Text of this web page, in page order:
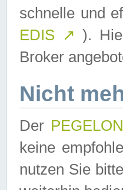
schnelle und
EDIS ↗ ).
Broker
Nicht
Der
keine
nutzen Sie